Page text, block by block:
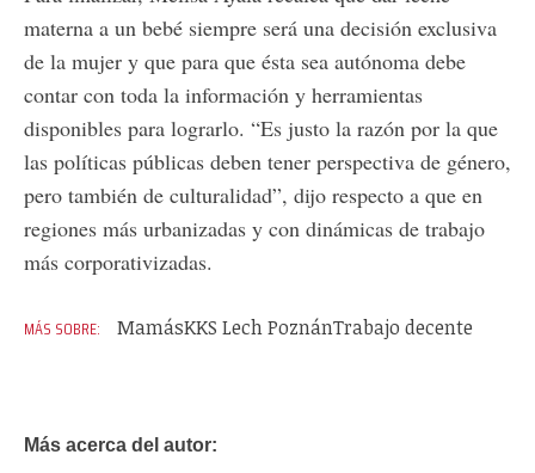
materna a un bebé siempre será una decisión exclusiva
de la mujer y que para que ésta sea autónoma debe
contar con toda la información y herramientas
disponibles para lograrlo. “Es justo la razón por la que
las políticas públicas deben tener perspectiva de género,
pero también de culturalidad”, dijo respecto a que en
regiones más urbanizadas y con dinámicas de trabajo
más corporativizadas.
MamásKKS Lech PoznánTrabajo decente
Más acerca del autor: